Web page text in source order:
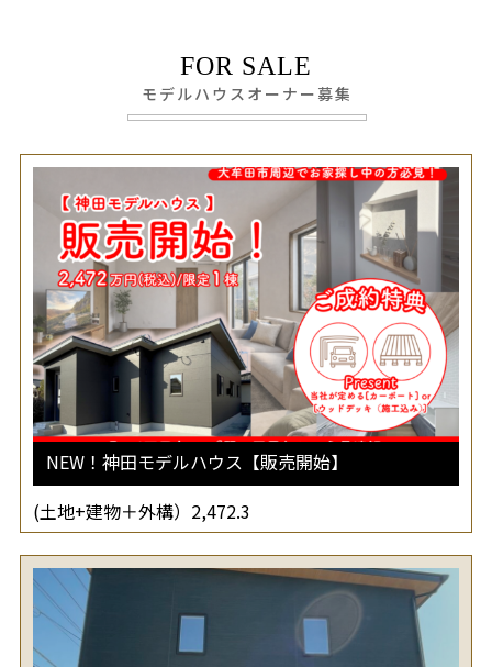
FOR SALE
モデルハウスオーナー募集
NEW！神田モデルハウス【販売開始】
(土地+建物＋外構）2,472.3